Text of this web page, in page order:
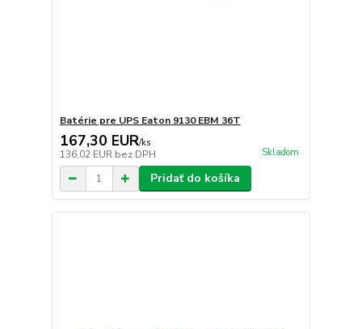
Batérie pre UPS Eaton 9130 EBM 36T
167,30 EUR/ks
136,02 EUR bez DPH Skladom
Pridať do košíka